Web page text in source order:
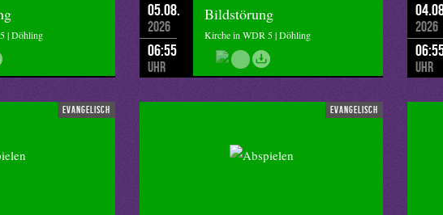
| Döhling
05.08.
2026
06:55
Uhr
Bildstörung
Kirche in WDR 5 | Döhling
2026
Uhr
evangelisch evangelisch